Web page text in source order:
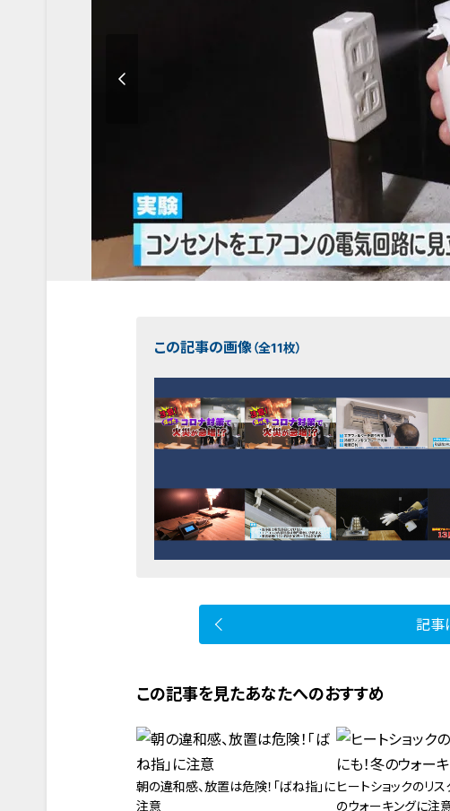
この記事の画像（全11枚）
記事
この記事を見たあなたへのおすすめ
朝の違和感、放置は危険！「ばね指」に
注意
ヒートショックのリ
のウォーキングに注